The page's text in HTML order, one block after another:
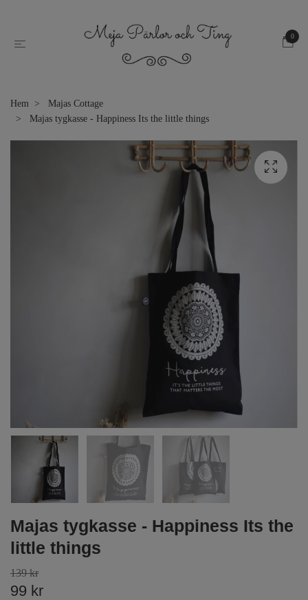
0
Hem
Majas Cottage
Majas tygkasse - Happiness Its the little things
Majas tygkasse - Happiness Its the
little things
139 kr
99 kr